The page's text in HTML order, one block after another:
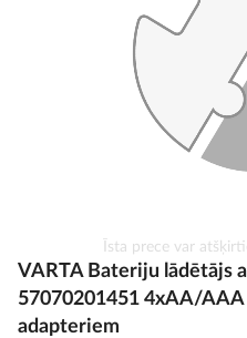
uz
galerijas
Īsta prece var
VARTA Bateriju lādētājs
57070201451 4xAA/AAA
adapteriem